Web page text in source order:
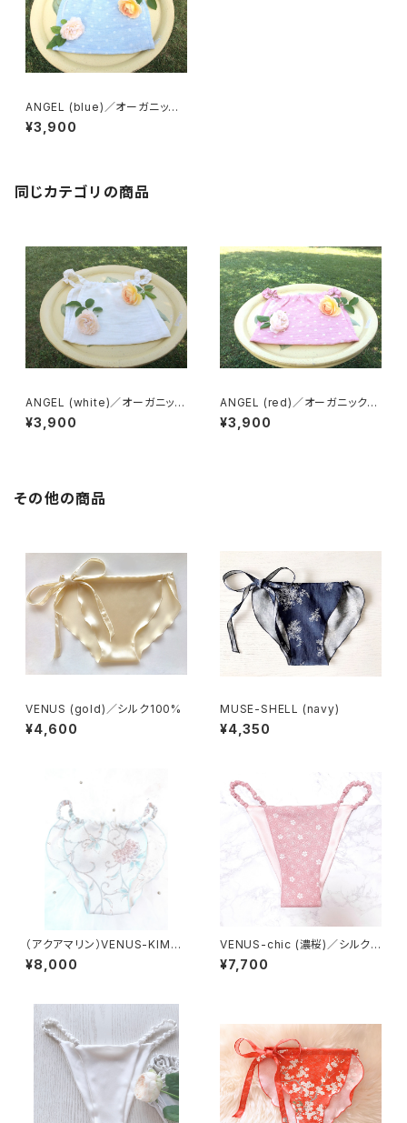
ANGEL (blue)／オーガニック
コットン100%
¥3,900
同じカテゴリの商品
ANGEL (white)／オーガニック
コットン100%
¥3,900
ANGEL (red)／オーガニックコ
ットン100%
¥3,900
その他の商品
VENUS (gold)／シルク100%
¥4,600
MUSE-SHELL (navy)
¥4,350
（アクアマリン）VENUS-KIMO
NO
¥8,000
VENUS-chic (濃桜)／シルク1
00%
¥7,700